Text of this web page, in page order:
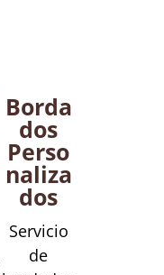
Borda
dos
Perso
naliza
dos
Servicio
de